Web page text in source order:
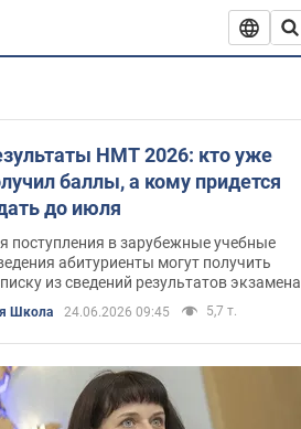
НМТ 2026: кто уже
баллы, а кому придется
до июля
поступления в зарубежные учебные
абитуриенты могут получить
из сведений результатов экзамена
Школа 24.06.2026 09:45 5,7 т.